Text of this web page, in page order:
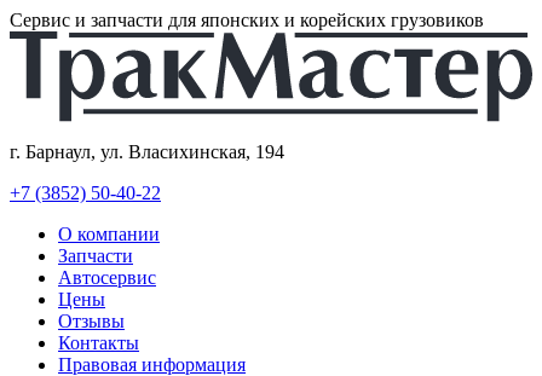
Сервис и запчасти для японских и корейских грузовиков
г. Барнаул, ул. Власихинская, 194
+7 (3852) 50-40-22
О компании
Запчасти
Автосервис
Цены
Отзывы
Контакты
Правовая информация